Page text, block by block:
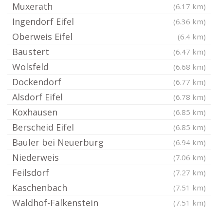
Muxerath (6.17 km)
Ingendorf Eifel (6.36 km)
Oberweis Eifel (6.4 km)
Baustert (6.47 km)
Wolsfeld (6.68 km)
Dockendorf (6.77 km)
Alsdorf Eifel (6.78 km)
Koxhausen (6.85 km)
Berscheid Eifel (6.85 km)
Bauler bei Neuerburg (6.94 km)
Niederweis (7.06 km)
Feilsdorf (7.27 km)
Kaschenbach (7.51 km)
Waldhof-Falkenstein (7.51 km)